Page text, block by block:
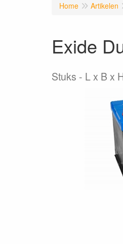
Home Artikelen
Exide
Stuks L x B x